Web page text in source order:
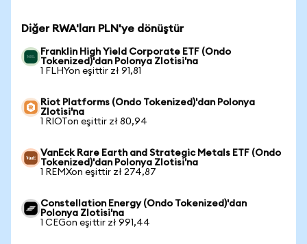
Diğer RWA'ları PLN'ye dönüştür
Franklin High Yield Corporate ETF (Ondo
Tokenized)'dan Polonya Zlotisi'na
1 FLHYon eşittir zł 91,81
Riot Platforms (Ondo Tokenized)'dan Polonya
Zlotisi'na
1 RIOTon eşittir zł 80,94
VanEck Rare Earth and Strategic Metals ETF (Ondo
Tokenized)'dan Polonya Zlotisi'na
1 REMXon eşittir zł 274,87
Constellation Energy (Ondo Tokenized)'dan
Polonya Zlotisi'na
1 CEGon eşittir zł 991,44